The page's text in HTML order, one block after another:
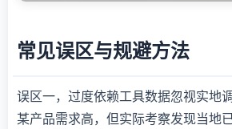
常见误区与规避方法
误区一，过度依赖工具数据忽视实地
某产品需求高，但实际考察发现当地